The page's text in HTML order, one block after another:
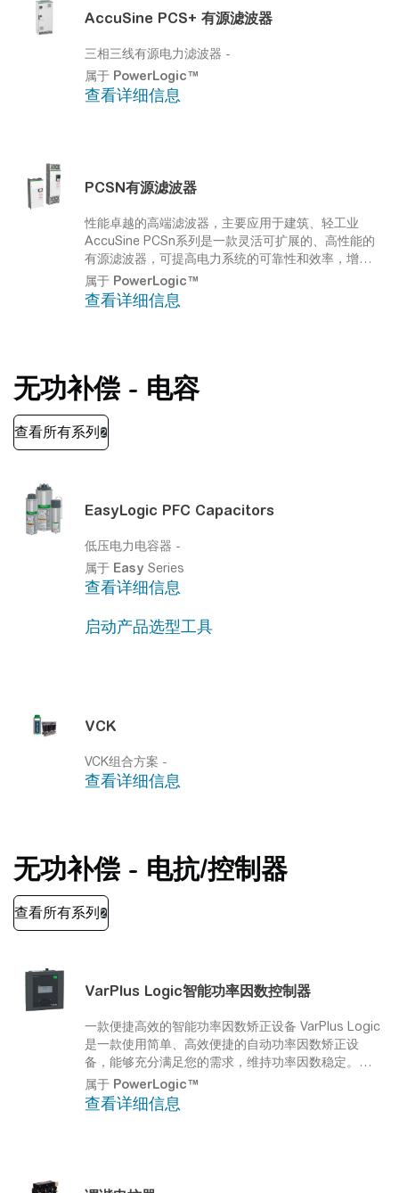
AccuSine PCS+ 有源滤波器
三相三线有源电力滤波器 -
属于 PowerLogic™
查看详细信息
PCSN有源滤波器
性能卓越的高端滤波器，主要应用于建筑、轻工业
AccuSine PCSn系列是一款灵活可扩展的、高性能的
有源滤波器，可提高电力系统的可靠性和效率，增加
正常运行时间，形成更高的运行效率，延长设备的使
用寿命，改善能源效率
属于 PowerLogic™
查看详细信息
无功补偿 - 电容
EasyLogic PFC Capacitors
低压电力电容器 -
属于 Easy Series
查看详细信息
启动产品选型工具
VCK
VCK组合方案 -
查看详细信息
无功补偿 - 电抗/控制器
VarPlus Logic智能功率因数控制器
一款便捷高效的智能功率因数矫正设备 VarPlus Logic
是一款使用简单、高效便捷的自动功率因数矫正设
备，能够充分满足您的需求，维持功率因数稳定。这
款智能继电器设计简洁，具备自动监测和控制无功电
能的功能。同时，这款设备与市场上同类设备的不同
之处在于，它调试简单且配有步长自动监测功能。
属于 PowerLogic™
查看详细信息